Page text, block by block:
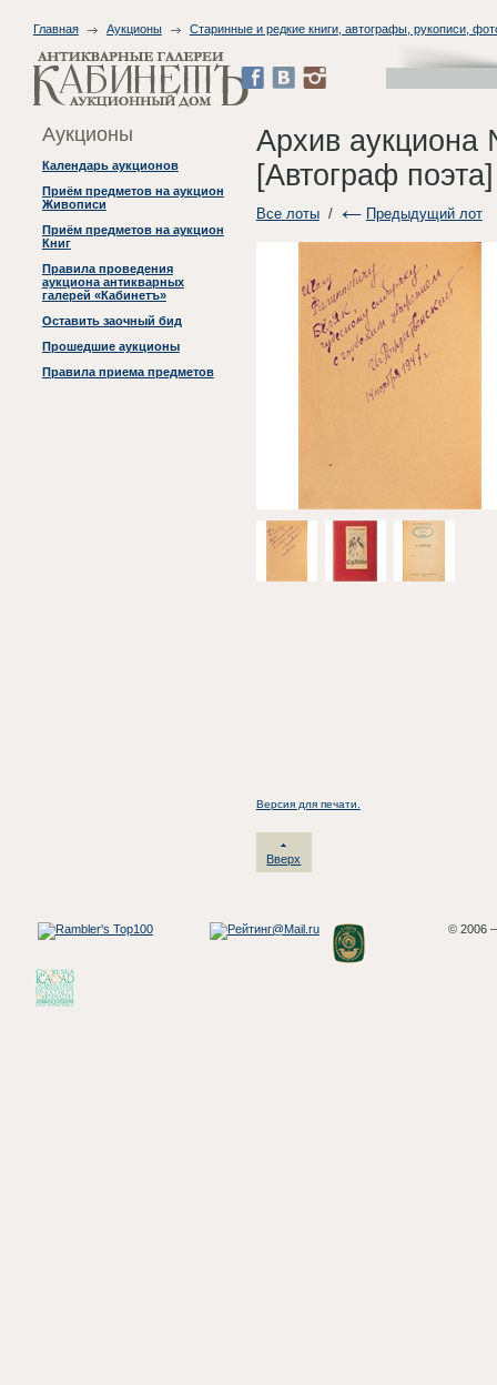
Главная Аукционы Старинные и редкие книги, автографы, рукописи,
Аукционы
Календарь аукционов
Приём предметов на аукцион
Живописи
Приём предметов на аукцион
Книг
Правила проведения
аукциона антикварных
галерей «Кабинетъ»
Оставить заочный бид
Прошедшие аукционы
Правила приема предметов
Архив
[Автограф
Все лоты/ Предыдущий лот
Версия для печати.
Вверх
© 2006